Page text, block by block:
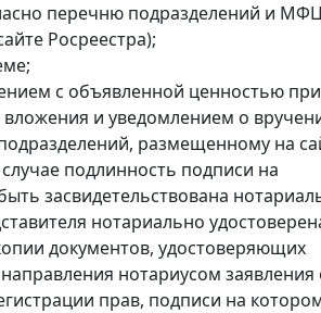
перечню подразделений и
Росреестра);
с объявленной ценностью при
и уведомлением о
размещенному на
подлинность подписи на
засвидетельствована
нотариально
документов, удостоверяющих
нотариусом заявления
прав, подписи на